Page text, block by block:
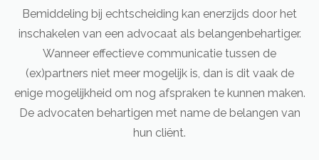
Bemiddeling bij echtscheiding kan enerzijds door het
inschakelen van een advocaat als belangenbehartiger.
Wanneer effectieve communicatie tussen de
(ex)partners niet meer mogelijk is, dan is dit vaak de
enige mogelijkheid om nog afspraken te kunnen maken.
De advocaten behartigen met name de belangen van
hun cliënt.